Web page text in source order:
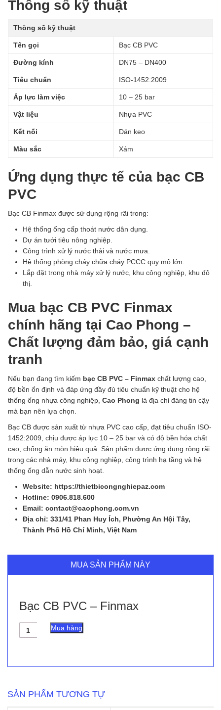
Thông số kỹ thuật
Thông số kỹ thuật
Tên gọi Bạc CB PVC
Đường kính DN75 – DN400
Tiêu chuẩn ISO-1452:2009
Áp lực làm việc 10 – 25 bar
Vật liệu Nhựa PVC
Kết nối Dán keo
Màu sắc Xám
Ứng dụng thực tế của bạc CB
PVC
Bạc CB Finmax được sử dụng rộng rãi trong:
Hệ thống ống cấp thoát nước dân dụng.
Dự án tưới tiêu nông nghiệp.
Công trình xử lý nước thải và nước mưa.
Hệ thống phòng cháy chữa cháy PCCC quy mô lớn.
Lắp đặt trong nhà máy xử lý nước, khu công nghiệp, khu đô
thị.
Mua bạc CB PVC Finmax
chính hãng tại Cao Phong –
Chất lượng đảm bảo, giá cạnh
tranh
Nếu bạn đang tìm kiếm bạc CB PVC – Finmax chất lượng cao,
độ bền ổn định và đáp ứng đầy đủ tiêu chuẩn kỹ thuật cho hệ
thống ống nhựa công nghiệp, Cao Phong là địa chỉ đáng tin cậy
mà bạn nên lựa chọn.
Bạc CB được sản xuất từ nhựa PVC cao cấp, đạt tiêu chuẩn ISO-
1452:2009, chịu được áp lực 10 – 25 bar và có độ bền hóa chất
cao, chống ăn mòn hiệu quả. Sản phẩm được ứng dụng rộng rãi
trong các nhà máy, khu công nghiệp, công trình hạ tầng và hệ
thống ống dẫn nước sinh hoạt.
Website: https://thietbicongnghiepaz.com
Hotline: 0906.818.600
Email: contact@caophong.com.vn
Địa chỉ: 331/41 Phan Huy Ích, Phường An Hội Tây,
Thành Phố Hồ Chí Minh, Việt Nam
MUA SẢN PHẨM NÀY
Bạc CB PVC – Finmax
Bạc
CB
Mua hàng
SẢN PHẨM TƯƠNG TỰ